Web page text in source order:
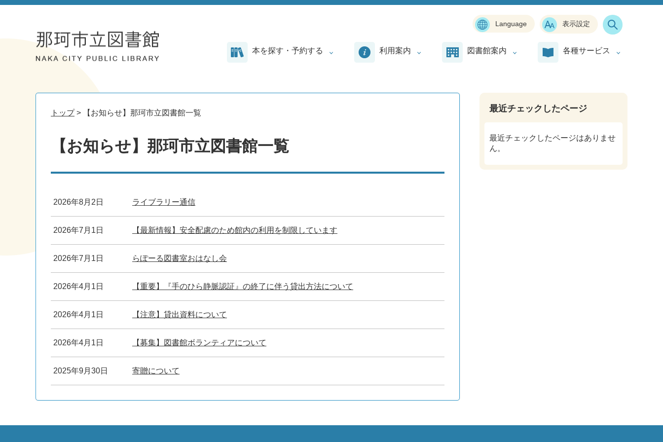
Language 表示設定
本を探す・予約する 利用案内 図書館案内 各種サービス
トップ> 【お知らせ】那珂市立図書館一覧
【お知らせ】那珂市立図書館一覧
2026年8月2日 ライブラリー通信
2026年7月1日 【最新情報】安全配慮のため館内の利用を制限しています
2026年7月1日 らぽーる図書室おはなし会
2026年4月1日 【重要】『手のひら静脈認証』の終了に伴う貸出方法について
2026年4月1日 【注意】貸出資料について
2026年4月1日 【募集】図書館ボランティアについて
2025年9月30日 寄贈について
最近チェックしたページ
最近チェックしたページはありませ
ん。